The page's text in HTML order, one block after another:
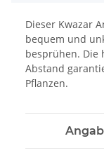
Dieser Kwazar
bequem und
besprühen. Die
Abstand
Pflanzen.